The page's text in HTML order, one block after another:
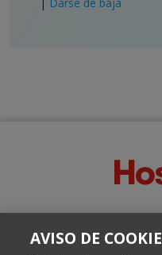
Escrito por el equipo de
AVISO DE